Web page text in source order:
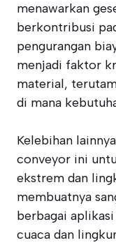
menawarkan
berkontribusi
pengurangan
menjadi faktor
material,
di mana
Kelebihan
conveyor ini
ekstrem dan
membuatnya
berbagai
cuaca dan